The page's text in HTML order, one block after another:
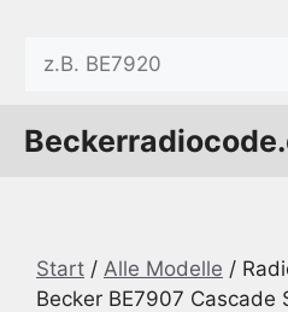
springen
Start / Alle Modelle /
Becker BE7907 Cascade